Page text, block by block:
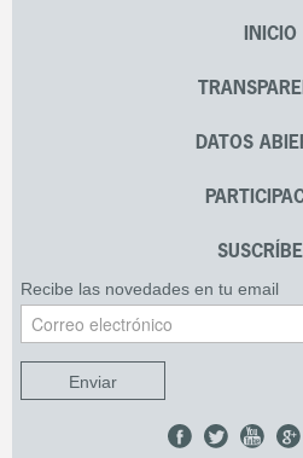
INICIO
DATOS
Recibe las novedades en tu email
Enviar